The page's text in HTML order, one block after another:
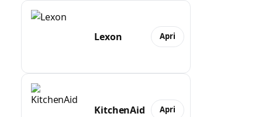
Lexon Apri
KitchenAid Apri